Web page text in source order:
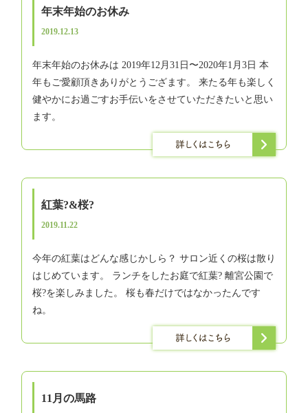
年末年始のお休み
2019.12.13
年末年始のお休みは 2019年12月31日〜2020年1月3日 本
年もご愛顧頂きありがとうござます。 来たる年も楽しく
健やかにお過ごすお手伝いをさせていただきたいと思い
ます。
紅葉?&桜?
2019.11.22
今年の紅葉はどんな感じかしら？ サロン近くの桜は散り
はじめています。 ランチをしたお庭で紅葉? 離宮公園で
桜?を楽しみました。 桜も春だけではなかったんです
ね。
11月の馬路